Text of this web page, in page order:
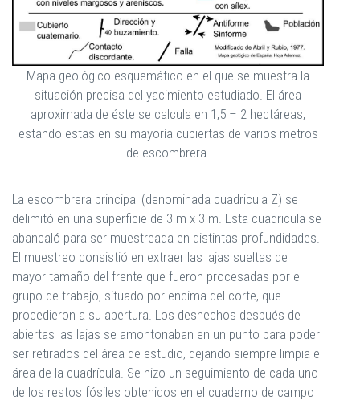
Mapa geológico esquemático en el que se muestra la
situación precisa del yacimiento estudiado. El área
aproximada de éste se calcula en 1,5 – 2 hectáreas,
estando estas en su mayoría cubiertas de varios metros
de escombrera.
La escombrera principal (denominada cuadricula Z) se
delimitó en una superficie de 3 m x 3 m. Esta cuadricula se
abancaló para ser muestreada en distintas profundidades.
El muestreo consistió en extraer las lajas sueltas de
mayor tamaño del frente que fueron procesadas por el
grupo de trabajo, situado por encima del corte, que
procedieron a su apertura. Los deshechos después de
abiertas las lajas se amontonaban en un punto para poder
ser retirados del área de estudio, dejando siempre limpia el
área de la cuadrícula. Se hizo un seguimiento de cada uno
de los restos fósiles obtenidos en el cuaderno de campo